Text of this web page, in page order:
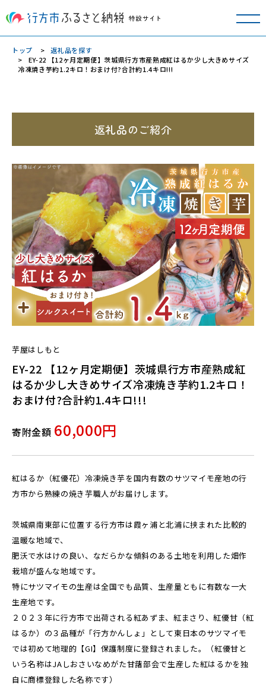
トップ
返礼品を探す
EY-22 【12ヶ月定期便】茨城県行方市産熟成紅はるか少し大きめサイズ
冷凍焼き芋約1.2キロ！おまけ付?合計約1.4キロ!!!
返礼品のご紹介
芋屋はしもと
EY-22 【12ヶ月定期便】茨城県行方市産熟成紅
はるか少し大きめサイズ冷凍焼き芋約1.2キロ！
おまけ付?合計約1.4キロ!!!
寄附金額 60,000円
紅はるか（紅優花）冷凍焼き芋を国内有数のサツマイモ産地の行
方市から熟練の焼き芋職人がお届けします。
茨城県南東部に位置する行方市は霞ヶ浦と北浦に挟まれた比較的
温暖な地域で、
肥沃で水はけの良い、なだらかな傾斜のある土地を利用した畑作
栽培が盛んな地域です。
特にサツマイモの生産は全国でも品質、生産量ともに有数な一大
生産地です。
２０２３年に行方市で出荷される紅あずま、紅まさり、紅優甘（紅
はるか）の３品種が「行方かんしょ」として東日本のサツマイモ
では初めて地理的【GI】保護制度に登録されました。（紅優甘と
いう名称はJAしおさいなめがた甘藷部会で生産した紅はるかを独
自に商標登録した名称です）